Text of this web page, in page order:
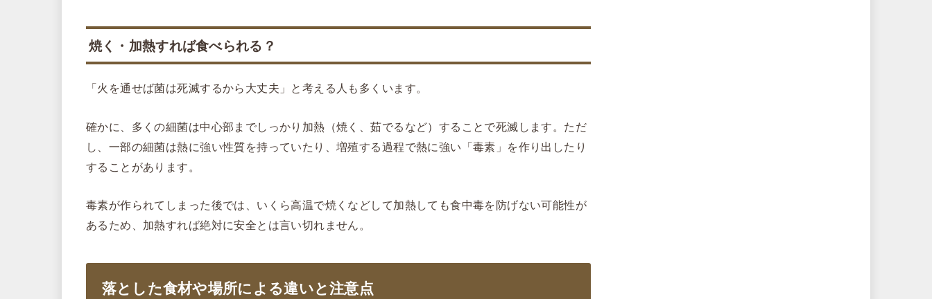
焼く・加熱すれば食べられる？
「火を通せば菌は死滅するから大丈夫」と考える人も多くいます。
確かに、多くの細菌は中心部までしっかり加熱（焼く、茹でるなど）することで死滅します。ただ
し、一部の細菌は熱に強い性質を持っていたり、増殖する過程で熱に強い「毒素」を作り出したり
することがあります。
毒素が作られてしまった後では、いくら高温で焼くなどして加熱しても食中毒を防げない可能性が
あるため、加熱すれば絶対に安全とは言い切れません。
落とした食材や場所による違いと注意点